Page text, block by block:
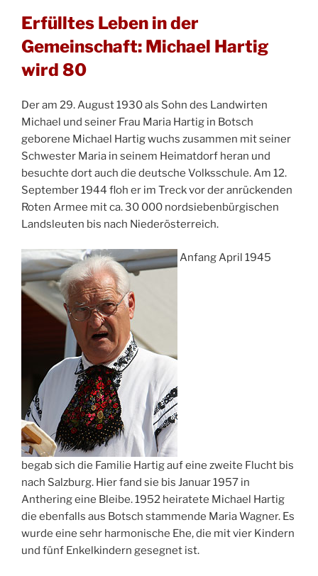
Erfülltes Leben in der
Gemeinschaft: Michael Hartig
wird 80
Der am 29. August 1930 als Sohn des Landwirten
Michael und seiner Frau Maria Hartig in Botsch
geborene Michael Hartig wuchs zusammen mit seiner
Schwester Maria in seinem Heimatdorf heran und
besuchte dort auch die deutsche Volksschule. Am 12.
September 1944 floh er im Treck vor der anrückenden
Roten Armee mit ca. 30 000 nordsiebenbürgischen
Landsleuten bis nach Niederösterreich.
Anfang April 1945
begab sich die Familie Hartig auf eine zweite Flucht bis
nach Salzburg. Hier fand sie bis Januar 1957 in
Anthering eine Bleibe. 1952 heiratete Michael Hartig
die ebenfalls aus Botsch stammende Maria Wagner. Es
wurde eine sehr harmonische Ehe, die mit vier Kindern
und fünf Enkelkindern gesegnet ist.